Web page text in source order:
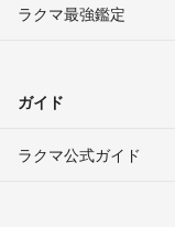
ラクマ最強鑑定
ガイド
ラクマ公式ガイド